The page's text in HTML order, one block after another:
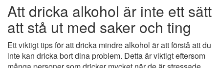
Att dricka alkohol är inte ett sätt
att stå ut med saker och ting
Ett viktigt tips för att dricka mindre alkohol är att förstå att du
inte kan dricka bort dina problem. Detta är viktigt eftersom